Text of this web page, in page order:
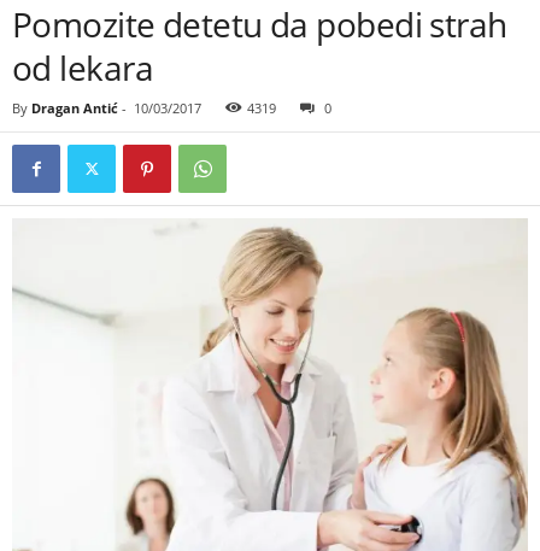
Pomozite detetu da pobedi strah
od lekara
By Dragan Antić - 10/03/2017 4319 0